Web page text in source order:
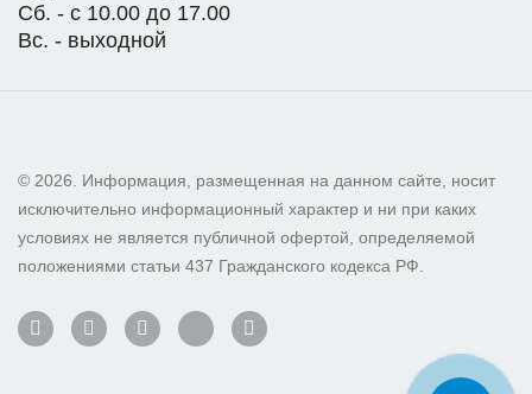
Сб. - с 10.00 до 17.00
Вс. - выходной
© 2026. Информация, размещенная на данном сайте, носит
исключительно информационный характер и ни при каких
условиях не является публичной офертой, определяемой
положениями статьи 437 Гражданского кодекса РФ.